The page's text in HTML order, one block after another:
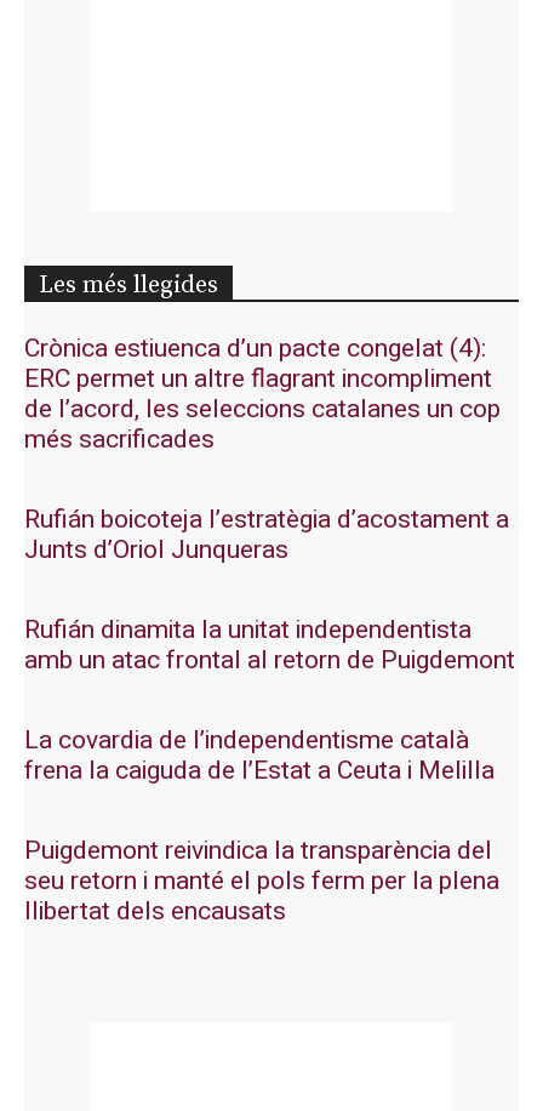
Les més llegides
Crònica estiuenca d’un pacte congelat (4):
ERC permet un altre flagrant incompliment
de l’acord, les seleccions catalanes un cop
més sacrificades
Rufián boicoteja l’estratègia d’acostament a
Junts d’Oriol Junqueras
Rufián dinamita la unitat independentista
amb un atac frontal al retorn de Puigdemont
La covardia de l’independentisme català
frena la caiguda de l’Estat a Ceuta i Melilla
Puigdemont reivindica la transparència del
seu retorn i manté el pols ferm per la plena
llibertat dels encausats